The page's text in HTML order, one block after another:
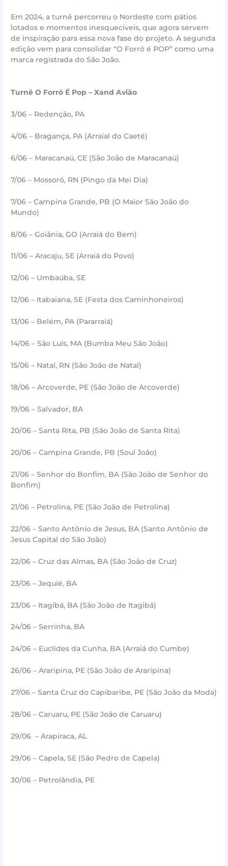
Em 2024, a turnê percorreu o Nordeste com pátios
lotados e momentos inesquecíveis, que agora servem
de inspiração para essa nova fase do projeto. A segunda
edição vem para consolidar “O Forró é POP” como uma
marca registrada do São João.
Turnê O Forró É Pop – Xand Avião
3/06 – Redenção, PA
4/06 – Bragança, PA (Arraial do Caeté)
6/06 – Maracanaú, CE (São João de Maracanaú)
7/06 – Mossoró, RN (Pingo da Mei Dia)
7/06 – Campina Grande, PB (O Maior São João do
Mundo)
8/06 – Goiânia, GO (Arraiá do Bem)
11/06 – Aracaju, SE (Arraiá do Povo)
12/06 – Umbaúba, SE
12/06 – Itabaiana, SE (Festa dos Caminhoneiros)
13/06 – Belém, PA (Pararraiá)
14/06 – São Luís, MA (Bumba Meu São João)
15/06 – Natal, RN (São João de Natal)
18/06 – Arcoverde, PE (São João de Arcoverde)
19/06 – Salvador, BA
20/06 – Santa Rita, PB (São João de Santa Rita)
20/06 – Campina Grande, PB (Soul João)
21/06 – Senhor do Bonfim, BA (São João de Senhor do
Bonfim)
21/06 – Petrolina, PE (São João de Petrolina)
22/06 – Santo Antônio de Jesus, BA (Santo Antônio de
Jesus Capital do São João)
22/06 – Cruz das Almas, BA (São João de Cruz)
23/06 – Jequié, BA
23/06 – Itagibá, BA (São João de Itagibá)
24/06 – Serrinha, BA
24/06 – Euclides da Cunha, BA (Arraiá do Cumbe)
26/06 – Araripina, PE (São João de Araripina)
27/06 – Santa Cruz do Capibaribe, PE (São João da Moda)
28/06 – Caruaru, PE (São João de Caruaru)
29/06 – Arapiraca, AL
29/06 – Capela, SE (São Pedro de Capela)
30/06 – Petrolândia, PE